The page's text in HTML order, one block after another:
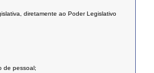
diretamente ao Poder Legislativo
de pessoal;